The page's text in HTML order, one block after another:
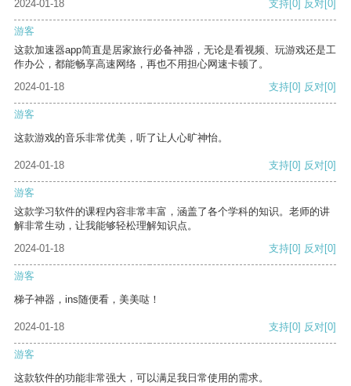
2024-01-18 支持 [0] 反对 [0]
游客
这款加速器app简直是居家旅行必备神器，无论是看视频、玩游戏还是工
作办公，都能畅享高速网络，再也不用担心网速卡顿了。
2024-01-18
支持[0] 反对[0]
游客
这款游戏的音乐非常优美，听了让人心旷神怡。
2024-01-18 支持[0] 反对[0]
游客
这款学习软件的课程内容非常丰富，涵盖了各个学科的知识。老师的讲
解非常生动，让我能够轻松理解知识点。
2024-01-18
支持[0] 反对[0]
游客
梯子神器，ins随便看，美美哒！
2024-01-18 支持[0] 反对[0]
游客
这款软件的功能非常强大，可以满足我日常使用的需求。